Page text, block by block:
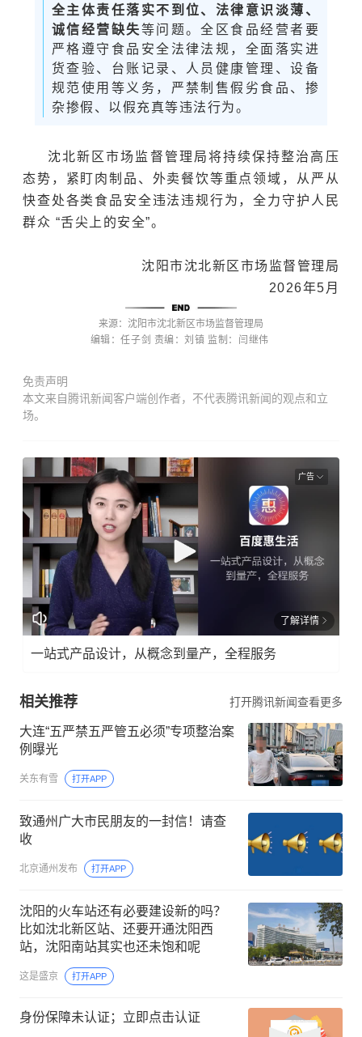
全主体责任落实不到位、法律意识淡薄、
诚信经营缺失等问题。全区食品经营者要
严格遵守食品安全法律法规，全面落实进
货查验、台账记录、人员健康管理、设备
规范使用等义务，严禁制售假劣食品、掺
杂掺假、以假充真等违法行为。
沈北新区市场监督管理局将持续保持整治高压
态势，紧盯肉制品、外卖餐饮等重点领域，从严从
快查处各类食品安全违法违规行为，全力守护人民
群众 “舌尖上的安全”。
沈阳市沈北新区市场监督管理局
2026年5月
来源：沈阳市沈北新区市场监督管理局
编辑：任子剑 责编：刘镇 监制： 闫继伟
免责声明
本文来自腾讯新闻客户端创作者，不代表腾讯新闻的观点和立
场。
广告
了解详情
一站式产品设计，从概念到量产，全程服务
相关推荐 打开腾讯新闻查看更多
大连“五严禁五严管五必须”专项整治案
例曝光
关东有雪 打开APP
致通州广大市民朋友的一封信！请查
收
北京通州发布 打开APP
沈阳的火车站还有必要建设新的吗？
比如沈北新区站、还要开通沈阳西
站，沈阳南站其实也还未饱和呢
这是盛京 打开APP
身份保障未认证；立即点击认证